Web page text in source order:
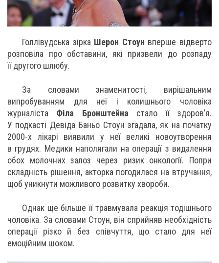
Голлівудська зірка Шерон Стоун вперше відверто
розповіла про обставини, які призвели до розпаду
її другого шлюбу.
За словами знаменитості, вирішальним
випробуванням для неї і колишнього чоловіка
журналіста Філа Бронштейнастало її здоров’я.
У подкасті Девіда Баньо Стоун згадала, як на початку
2000-х лікарі виявили у неї великі новоутворення
в грудях. Медики наполягали на операції з видалення
обох молочних залоз через ризик онкології. Попри
складність рішення, акторка погодилася на втручання,
щоб уникнути можливого розвитку хвороби.
Однак ще більше її травмувала реакція тодішнього
чоловіка. За словами Стоун, він сприйняв необхідність
операції різко й без співчуття, що стало для неї
емоційним шоком.